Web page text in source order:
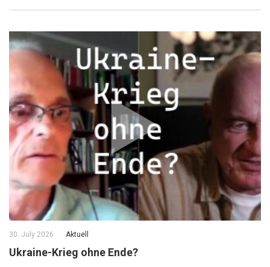
30. July 2026 Aktuell
Ukraine-Krieg ohne Ende?